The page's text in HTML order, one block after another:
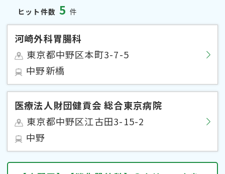
ヒット件数 5 件
河崎外科胃腸科
東京都中野区本町3-7-5
中野新橋
医療法人財団健貢会 総合東京病院
東京都中野区江古田3-15-2
中野